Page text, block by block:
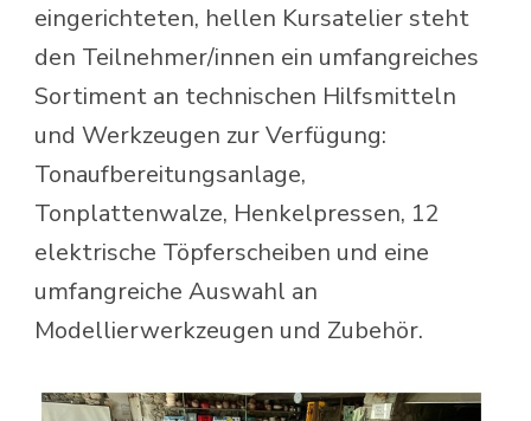
eingerichteten, hellen Kursatelier steht
den Teilnehmer/innen ein umfangreiches
Sortiment an technischen Hilfsmitteln
und Werkzeugen zur Verfügung:
Tonaufbereitungsanlage,
Tonplattenwalze, Henkelpressen, 12
elektrische Töpferscheiben und eine
umfangreiche Auswahl an
Modellierwerkzeugen und Zubehör.